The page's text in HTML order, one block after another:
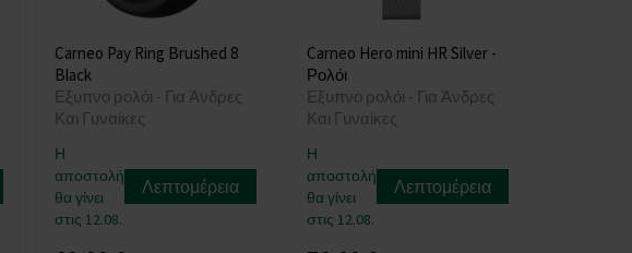
Carneo Pay Ring Brushed 8
Black
Εξυπνο ρολόι - Για Άνδρες
Και Γυναίκες
Η
αποστολή
θα γίνει
στις 12.08.
Λεπτομέρεια
Carneo Hero mini HR Silver -
Ρολόι
Εξυπνο ρολόι - Για Άνδρες
Και Γυναίκες
Η
αποστολή
θα γίνει
στις 12.08.
Λεπτομέρεια